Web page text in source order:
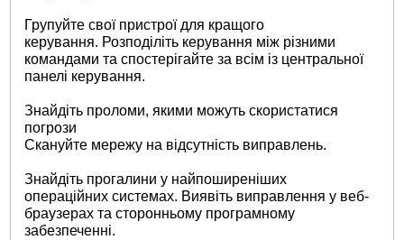
Групуйте свої пристрої для кращого
керування. Розподіліть керування між різними
командами та спостерігайте за всім із центральної
панелі керування.
Знайдіть проломи, якими можуть скористатися
погрози
Скануйте мережу на відсутність виправлень.
Знайдіть прогалини у найпоширеніших
операційних системах. Виявіть виправлення у веб-
браузерах та сторонньому програмному
забезпеченні.